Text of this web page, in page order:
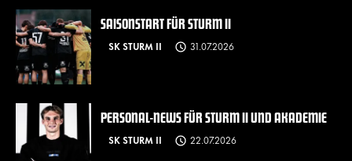
SAISONSTART FÜR STURM II
SK STURM II 31.07.2026
PERSONAL-NEWS FÜR STURM II UND AKADEMIE
SK STURM II 22.07.2026